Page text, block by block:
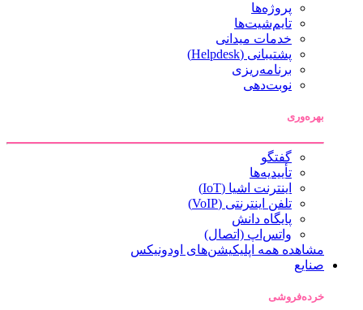
پروژه‌ها
تایم‌شیت‌ها
خدمات میدانی
پشتیبانی (Helpdesk)
برنامه‌ریزی
نوبت‌دهی
بهره‌وری
گفتگو
تأییدیه‌ها
اینترنت اشیا (IoT)
تلفن اینترنتی (VoIP)
پایگاه دانش
واتس‌اپ (اتصال)
مشاهده همه اپلیکیشن‌های اودونیکس
صنایع
خرده‌فروشی